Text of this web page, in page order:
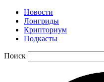
Новости
Лонгриды
Крипториум
Подкасты
Поиск